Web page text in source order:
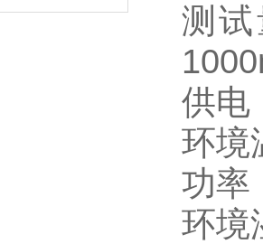
测试
供电
环境
功率
环境